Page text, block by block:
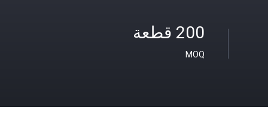
200 قطعة
MOQ